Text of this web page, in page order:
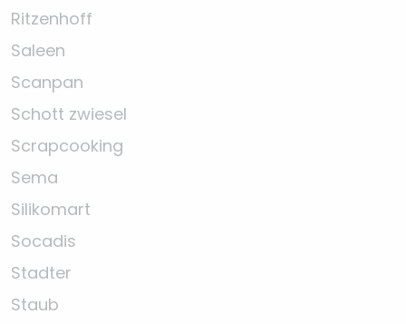
Ritzenhoff
Saleen
Scanpan
Schott zwiesel
Scrapcooking
Sema
Silikomart
Socadis
Stadter
Staub